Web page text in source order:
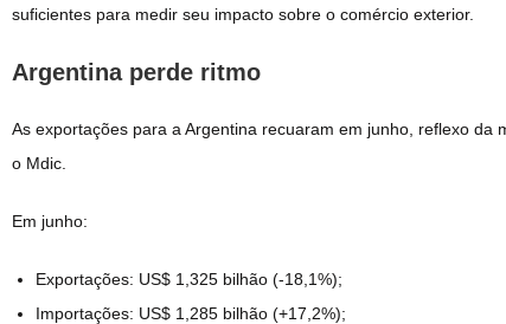
suficientes para medir seu impacto sobre o comércio exterior.
Argentina perde ritmo
As exportações para a Argentina recuaram em junho, reflexo
o Mdic.
Em junho:
Exportações: US$ 1,325 bilhão (-18,1%);
Importações: US$ 1,285 bilhão (+17,2%);